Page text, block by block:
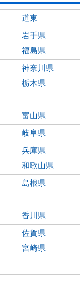
道東
岩手県
福島県
神奈川県
栃木県
富山県
岐阜県
兵庫県
和歌山県
島根県
香川県
佐賀県
宮崎県